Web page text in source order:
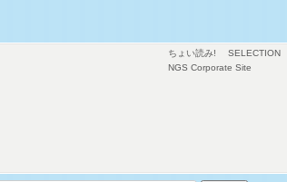
ちょい読み! SELECTION
NGS Corporate Site